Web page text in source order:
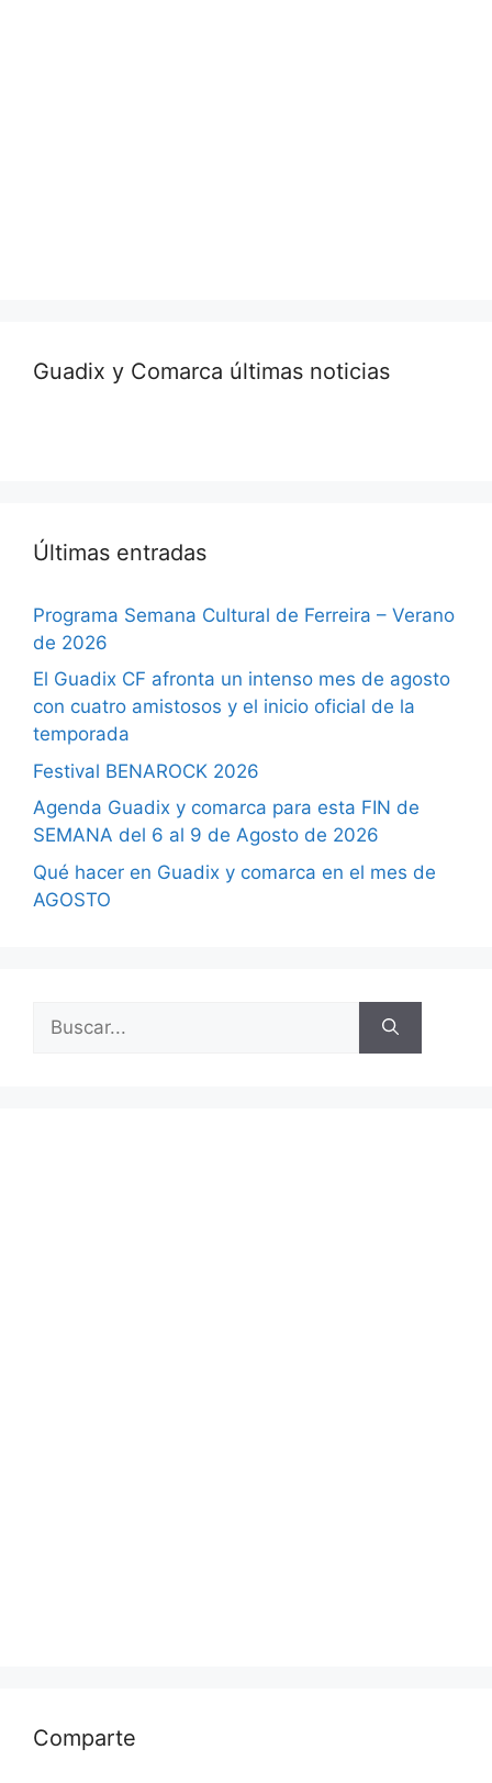
Guadix y Comarca últimas noticias
Últimas entradas
Programa Semana Cultural de Ferreira – Verano
de 2026
El Guadix CF afronta un intenso mes de agosto
con cuatro amistosos y el inicio oficial de la
temporada
Festival BENAROCK 2026
Agenda Guadix y comarca para esta FIN de
SEMANA del 6 al 9 de Agosto de 2026
Qué hacer en Guadix y comarca en el mes de
AGOSTO
Comparte